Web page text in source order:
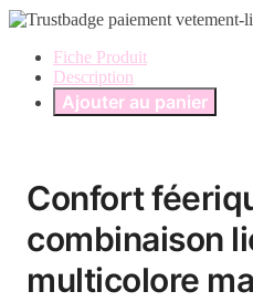
Fiche Produit
Description
Ajouter au panier
Confort
combinaison
multicolore